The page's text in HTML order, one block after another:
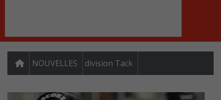
NOUVELLES division Tack